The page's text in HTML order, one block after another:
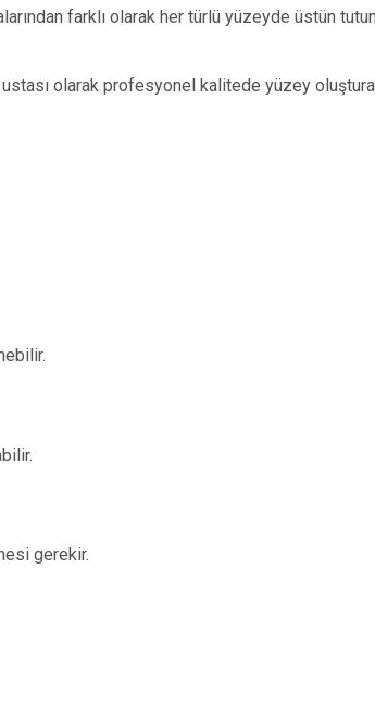
farklı olarak her türlü yüzeyde üstün
olarak profesyonel kalitede yüzey
gerekir.